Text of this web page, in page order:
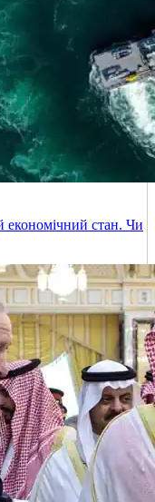
економічний стан. Чи